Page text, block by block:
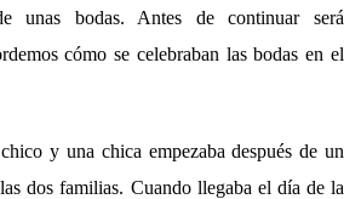
unas bodas. Antes de continuar será
cómo se celebraban las bodas en el
y una chica empezaba después de un
dos familias. Cuando llegaba el día de la